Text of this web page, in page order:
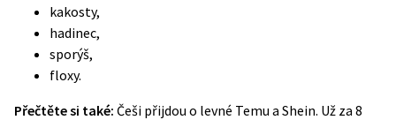
kakosty,
hadinec,
sporýš,
floxy.
Přečtěte si také: Češi přijdou o levné Temu a Shein. Už za 8